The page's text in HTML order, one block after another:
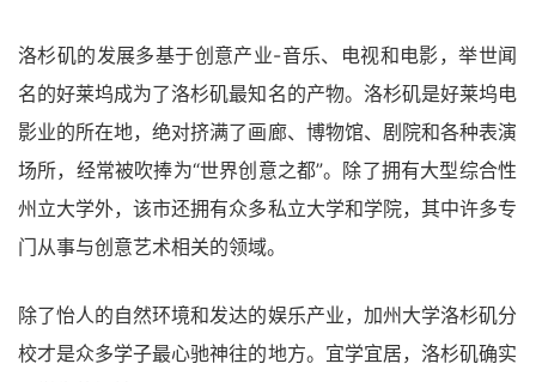
洛杉矶的发展多基于创意产业-音乐、电视和电影，举世闻
名的好莱坞成为了洛杉矶最知名的产物。洛杉矶是好莱坞电
影业的所在地，绝对挤满了画廊、博物馆、剧院和各种表演
场所，经常被吹捧为“世界创意之都”。除了拥有大型综合性
州立大学外，该市还拥有众多私立大学和学院，其中许多专
门从事与创意艺术相关的领域。
除了怡人的自然环境和发达的娱乐产业，加州大学洛杉矶分
校才是众多学子最心驰神往的地方。宜学宜居，洛杉矶确实